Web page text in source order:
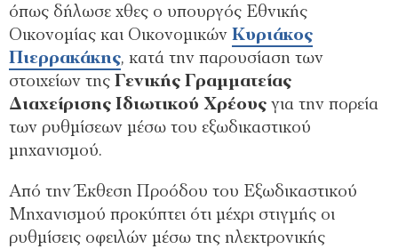
όπως δήλωσε χθες ο υπουργός Εθνικής
Οικονομίας και Οικονομικών Κυριάκος
Πιερρακάκης, κατά την παρουσίαση των
στοιχείων της Γενικής Γραμματείας
Διαχείρισης Ιδιωτικού Χρέους για την πορεία
των ρυθμίσεων μέσω του εξωδικαστικού
μηχανισμού.
Από την Έκθεση Προόδου του Εξωδικαστικού
Μηχανισμού προκύπτει ότι μέχρι στιγμής οι
ρυθμίσεις οφειλών μέσω της ηλεκτρονικής